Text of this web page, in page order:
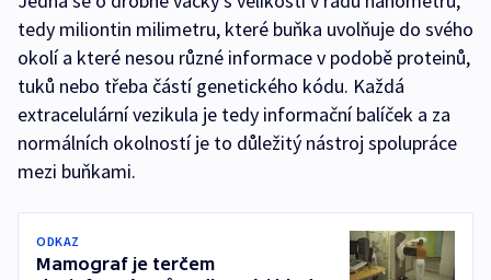
tedy miliontin milimetru, které buňka uvolňuje do svého
okolí a které nesou různé informace v podobě proteinů,
tuků nebo třeba částí genetického kódu. Každá
extracelulární vezikula je tedy informační balíček a za
normálních okolností je to důležitý nástroj spolupráce
mezi buňkami.
ODKAZ
Mamograf je terčem